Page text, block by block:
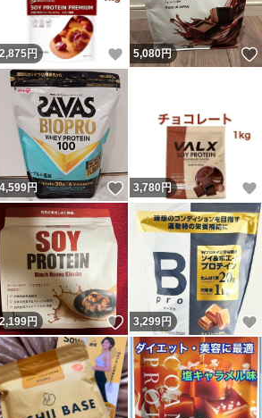
いね！
2,875円 いいね！
5,080円
いね！
4,599円 いいね！
3,780 円
いね！
2,199円 いいね！
3,299円